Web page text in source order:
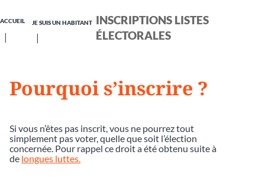
ACCUEIL JE SUIS UN HABITANT
INSCRIPTIONS LISTES
ÉLECTORALES
Pourquoi s’inscrire ?
Si vous n’êtes pas inscrit, vous ne pourrez tout
simplement pas voter, quelle que soit l’élection
concernée. Pour rappel ce droit a été obtenu suite à
de longues luttes.